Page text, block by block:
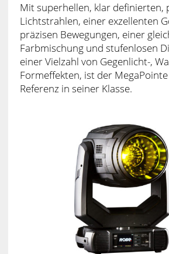
Mit superhellen, klar definierten,
Lichtstrahlen, einer exzellenten
präzisen Bewegungen, einer
Farbmischung und stufenlosen
einer Vielzahl von Gegenlicht-,
Formeffekten, ist der
Referenz in seiner Klasse.